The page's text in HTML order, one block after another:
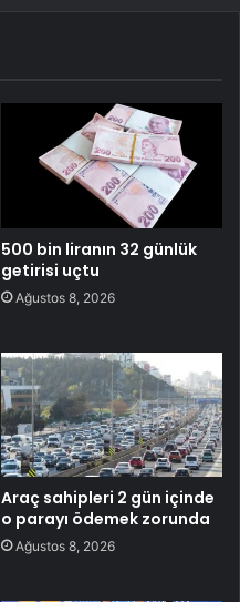
500 bin liranın 32 günlük
getirisi uçtu
Ağustos 8, 2026
Araç sahipleri 2 gün içinde
o parayı ödemek zorunda
Ağustos 8, 2026